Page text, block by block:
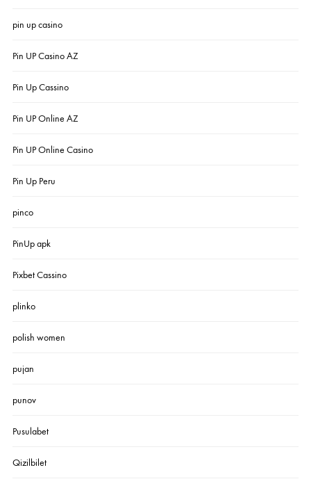
pin up casino
Pin UP Casino AZ
Pin Up Cassino
Pin UP Online AZ
Pin UP Online Casino
Pin Up Peru
pinco
PinUp apk
Pixbet Cassino
plinko
polish women
pujan
punov
Pusulabet
Qizilbilet